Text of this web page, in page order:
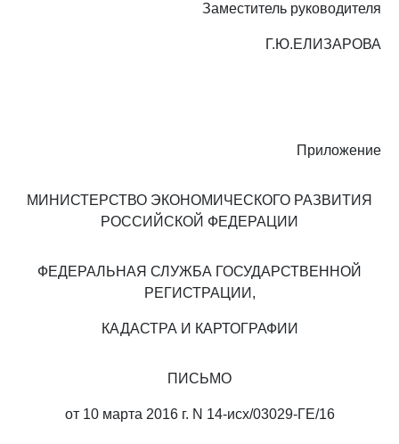
Заместитель руководителя
Г.Ю.ЕЛИЗАРОВА
Приложение
МИНИСТЕРСТВО ЭКОНОМИЧЕСКОГО РАЗВИТИЯ
РОССИЙСКОЙ ФЕДЕРАЦИИ
ФЕДЕРАЛЬНАЯ СЛУЖБА ГОСУДАРСТВЕННОЙ
РЕГИСТРАЦИИ,
КАДАСТРА И КАРТОГРАФИИ
ПИСЬМО
от 10 марта 2016 г. N 14-исх/03029-ГЕ/16